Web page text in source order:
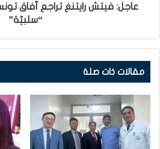
عاجل: فيتش رايتنغ تراجع آفاق
“سلبيّة”
مقالات ذات صلة